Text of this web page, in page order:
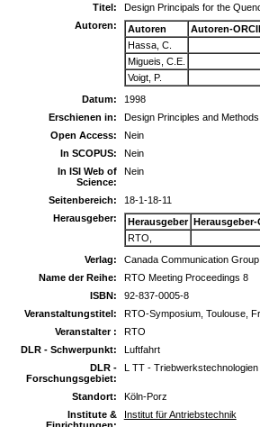
Titel:
Design Principals for the
Autoren:
Autoren
Autoren-
Hassa, C.
Migueis, C.E.
Voigt, P.
Datum:
1998
Erschienen in:
Design Principles and
Open Access:
Nein
In SCOPUS:
Nein
In ISI Web of
Science:
Nein
Seitenbereich:
18-1-18-11
Herausgeber:
Herausgeber Herausgeber-
RTO,
Verlag:
Canada Communication
Name der Reihe:
RTO Meeting Proceedings 8
ISBN:
92-837-0005-8
Veranstaltungstitel:
RTO-Symposium, Toulouse,
Veranstalter :
RTO
DLR - Schwerpunkt:
Luftfahrt
DLR -
Forschungsgebiet:
L TT - Triebwerkstechnologien
Standort:
Köln-Porz
Institute &
Institut für Antriebstechnik